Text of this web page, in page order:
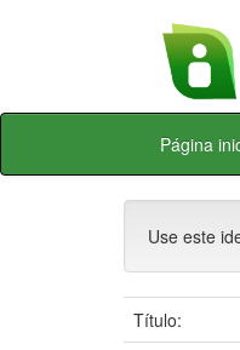
Skip
Página
Use este
Título: